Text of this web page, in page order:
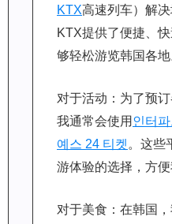
KTX高速列车）解决
KTX提供了便捷、
够轻松游览韩国各地
对于活动：为了预
我通常会使用 인터
예스 24 티켓 。这些
游体验的选择，方便
对于美食：在韩国